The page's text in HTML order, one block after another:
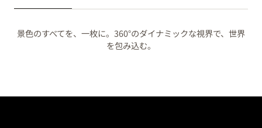
景色のすべてを、一枚に。360°のダイナミックな視界で、世界
を包み込む。